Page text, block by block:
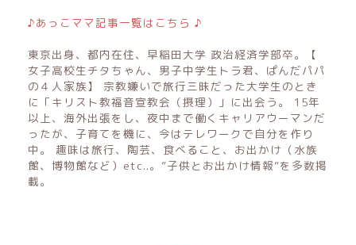
♪あっこママ記事一覧はこちら ♪
東京出身、都内在住、早稲田大学 政治経済学部卒。【
女子高校生チタちゃん、男子中学生トラ君、ぱんだパパ
の４人家族】 宗教嫌いで旅行三昧だった大学生のとき
に「キリスト教福音宣教会（摂理）」に出会う。 15年
以上、海外出張をし、夜中まで働くキャリアウーマンだ
ったが、子育てを機に、今はテレワークで自分を作り
中。 趣味は旅行、陶芸、食べること、お出かけ（水族
館、博物館など）etc..。”子供とお出かけ情報”を多数掲
載。